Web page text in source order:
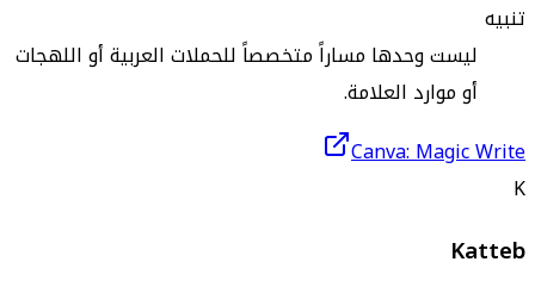
تنبيه
ليست وحدها مساراً متخصصاً للحملات العربية أو اللهجات
أو موارد العلامة.
Canva: Magic Write
K
Katteb